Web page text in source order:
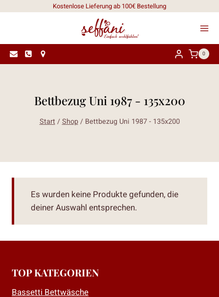
Kostenlose Lieferung ab 100€ Bestellung
0
Bettbezug Uni 1987 - 135x200
Start /Shop / Bettbezug Uni 1987 - 135x200
Es wurden keine Produkte gefunden, die
deiner Auswahl entsprechen.
TOP KATEGORIEN
Bassetti Bettwäsche